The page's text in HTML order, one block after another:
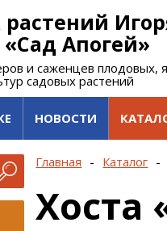
Апогей»
и саженцев плодовых,
садовых растений
НОВОСТИ
Главная - Каталог -
Хоста